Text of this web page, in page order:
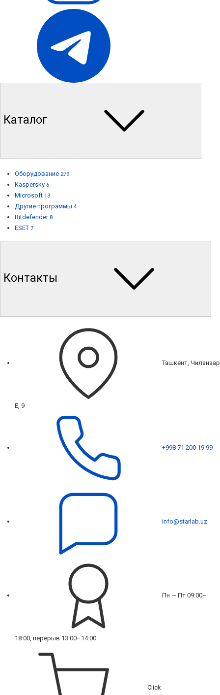
Каталог
Оборудование 279
Kaspersky 6
Microsoft 13
Другие программы 4
Bitdefender 8
ESET 7
Контакты
Ташкент, Чиланзар
Е, 9
+998 71 200 19 99
info@starlab.uz
Пн — Пт 09:00–
18:00, перерыв 13:00–14:00
Click